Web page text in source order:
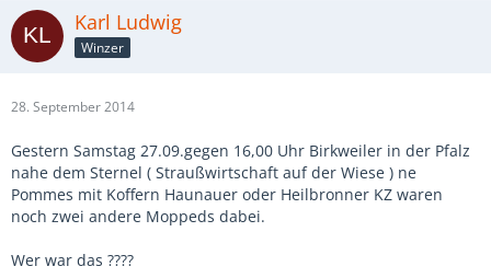
Karl Ludwig
Winzer
28. September 2014
Gestern Samstag 27.09.gegen 16,00 Uhr Birkweiler in der Pfalz
nahe dem Sternel ( Straußwirtschaft auf der Wiese ) ne
Pommes mit Koffern Haunauer oder Heilbronner KZ waren
noch zwei andere Moppeds dabei.
Wer war das ????